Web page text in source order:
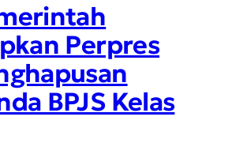
Perpres
BPJS Kelas